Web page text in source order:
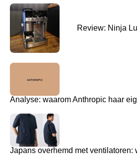
Review: Ninja
Analyse: waarom Anthropic haar
Japans overhemd met ventilatoren: